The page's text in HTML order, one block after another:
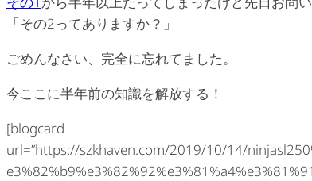
o
n
「その2ってありますか？」
ごめんなさい、完全に忘れてました。
今ここに半年前の知識を解放する！
[blogcard
url=”https://szkhaven.com/2019/10/14/